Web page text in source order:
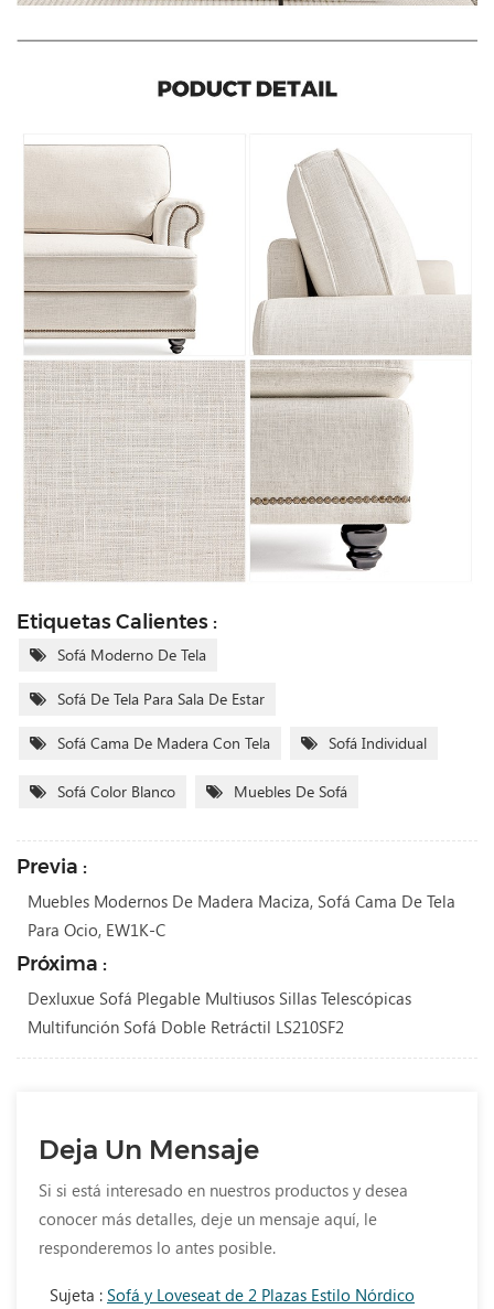
Etiquetas Calientes :
Sofá Moderno De Tela
Sofá De Tela Para Sala De Estar
Sofá Cama De Madera Con Tela Sofá Individual
Sofá Color Blanco Muebles De Sofá
Previa :
Muebles Modernos De Madera Maciza, Sofá Cama De Tela
Para Ocio, EW1K-C
Próxima :
Dexluxue Sofá Plegable Multiusos Sillas Telescópicas
Multifunción Sofá Doble Retráctil LS210SF2
Deja Un Mensaje
Si si está interesado en nuestros productos y desea
conocer más detalles, deje un mensaje aquí, le
responderemos lo antes posible.
Sujeta : Sofá y Loveseat de 2 Plazas Estilo Nórdico